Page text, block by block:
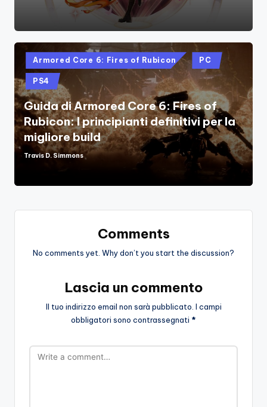
Posted
in
Armored Core 6: Fires of Rubicon PC
PS4
Guida di Armored Core 6: Fires of
Rubicon: I principianti definitivi per la
migliore build
Posted
Travis D. Simmons
Comments
No comments yet. Why don’t you start the discussion?
Lascia un commento
Il tuo indirizzo email non sarà pubblicato. I campi
obbligatori sono contrassegnati *